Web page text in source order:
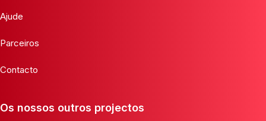
Ajude
Parceiros
Contacto
Os nossos outros projectos